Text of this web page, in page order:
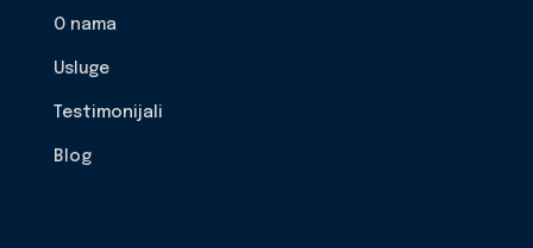
O nama
Usluge
Testimonijali
Blog